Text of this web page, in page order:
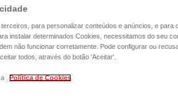
OPÇÕES PARA O
DÚVIDAS. ESCOLHA A MAIS
PARA SI.
para personalizar conteúdos e anúncios, e para
instalar determinados Cookies, necessitamos do seu
não funcionar corretamente. Pode configurar ou
todos, através do botão 'Aceitar'.
Política de Cookies